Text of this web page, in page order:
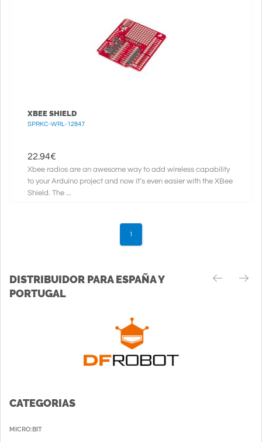
XBEE SHIELD
SPRKC-WRL-12847
22.94€
Xbee radios are an awesome way to add wireless capability
to your Arduino project and now it’s even easier with the XBee
Shield. The ...
1
DISTRIBUIDOR PARA ESPAÑA Y
PORTUGAL
CATEGORIAS
MICRO:BIT